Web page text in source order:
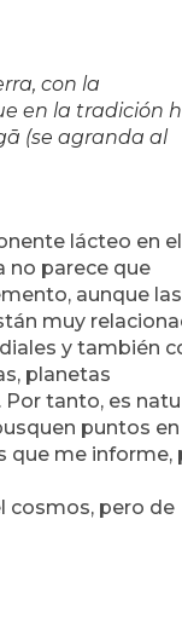
con la
en la tradición
(se agranda al
lácteo en el
no parece que
aunque las
muy
y también
planetas
Por tanto, es
puntos en
que me informe,
cosmos, pero de